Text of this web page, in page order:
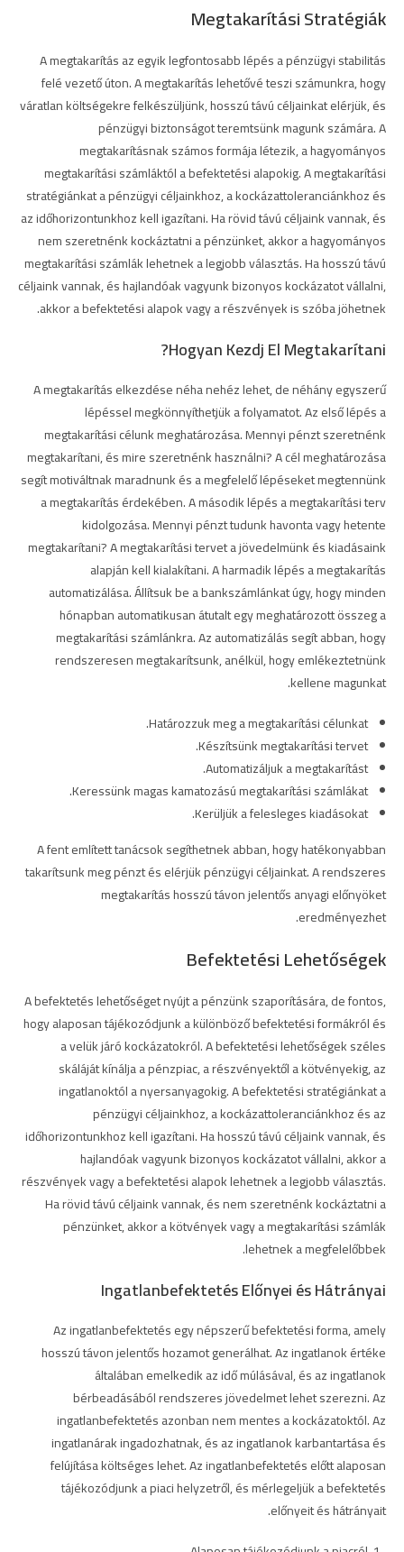
Megtakarítási Stratégiák
A megtakarítás az egyik legfontosabb lépés a pénzügyi stabilitás
felé vezető úton. A megtakarítás lehetővé teszi számunkra, hogy
váratlan költségekre felkészüljünk, hosszú távú céljainkat elérjük, és
pénzügyi biztonságot teremtsünk magunk számára. A
megtakarításnak számos formája létezik, a hagyományos
megtakarítási számláktól a befektetési alapokig. A megtakarítási
stratégiánkat a pénzügyi céljainkhoz, a kockázattoleranciánkhoz és
az időhorizontunkhoz kell igazítani. Ha rövid távú céljaink vannak, és
nem szeretnénk kockáztatni a pénzünket, akkor a hagyományos
megtakarítási számlák lehetnek a legjobb választás. Ha hosszú távú
céljaink vannak, és hajlandóak vagyunk bizonyos kockázatot vállalni,
akkor a befektetési alapok vagy a részvények is szóba jöhetnek.
Hogyan Kezdj El Megtakarítani?
A megtakarítás elkezdése néha nehéz lehet, de néhány egyszerű
lépéssel megkönnyíthetjük a folyamatot. Az első lépés a
megtakarítási célunk meghatározása. Mennyi pénzt szeretnénk
megtakarítani, és mire szeretnénk használni? A cél meghatározása
segít motiváltnak maradnunk és a megfelelő lépéseket megtennünk
a megtakarítás érdekében. A második lépés a megtakarítási terv
kidolgozása. Mennyi pénzt tudunk havonta vagy hetente
megtakarítani? A megtakarítási tervet a jövedelmünk és kiadásaink
alapján kell kialakítani. A harmadik lépés a megtakarítás
automatizálása. Állítsuk be a bankszámlánkat úgy, hogy minden
hónapban automatikusan átutalt egy meghatározott összeg a
megtakarítási számlánkra. Az automatizálás segít abban, hogy
rendszeresen megtakarítsunk, anélkül, hogy emlékeztetnünk
kellene magunkat.
Határozzuk meg a megtakarítási célunkat.
Készítsünk megtakarítási tervet.
Automatizáljuk a megtakarítást.
Keressünk magas kamatozású megtakarítási számlákat.
Kerüljük a felesleges kiadásokat.
A fent említett tanácsok segíthetnek abban, hogy hatékonyabban
takarítsunk meg pénzt és elérjük pénzügyi céljainkat. A rendszeres
megtakarítás hosszú távon jelentős anyagi előnyöket
eredményezhet.
Befektetési Lehetőségek
A befektetés lehetőséget nyújt a pénzünk szaporítására, de fontos,
hogy alaposan tájékozódjunk a különböző befektetési formákról és
a velük járó kockázatokról. A befektetési lehetőségek széles
skáláját kínálja a pénzpiac, a részvényektől a kötvényekig, az
ingatlanoktól a nyersanyagokig. A befektetési stratégiánkat a
pénzügyi céljainkhoz, a kockázattoleranciánkhoz és az
időhorizontunkhoz kell igazítani. Ha hosszú távú céljaink vannak, és
hajlandóak vagyunk bizonyos kockázatot vállalni, akkor a
részvények vagy a befektetési alapok lehetnek a legjobb választás.
Ha rövid távú céljaink vannak, és nem szeretnénk kockáztatni a
pénzünket, akkor a kötvények vagy a megtakarítási számlák
lehetnek a megfelelőbbek.
Ingatlanbefektetés Előnyei és Hátrányai
Az ingatlanbefektetés egy népszerű befektetési forma, amely
hosszú távon jelentős hozamot generálhat. Az ingatlanok értéke
általában emelkedik az idő múlásával, és az ingatlanok
bérbeadásából rendszeres jövedelmet lehet szerezni. Az
ingatlanbefektetés azonban nem mentes a kockázatoktól. Az
ingatlanárak ingadozhatnak, és az ingatlanok karbantartása és
felújítása költséges lehet. Az ingatlanbefektetés előtt alaposan
tájékozódjunk a piaci helyzetről, és mérlegeljük a befektetés
előnyeit és hátrányait.